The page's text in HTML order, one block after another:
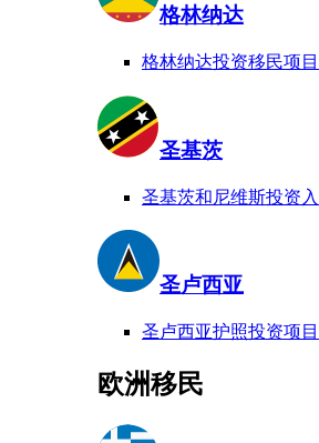
格林纳达
格林纳达投资移民项目
圣基茨
圣基茨和尼维斯投资
圣卢西亚
圣卢西亚护照投资项目
欧洲移民